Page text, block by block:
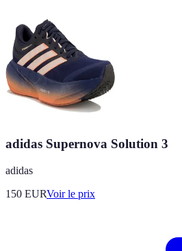
adidas Supernova Solution 3
adidas
150 EURVoir le prix